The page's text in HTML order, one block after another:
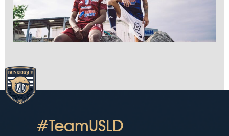
#TeamUSLD